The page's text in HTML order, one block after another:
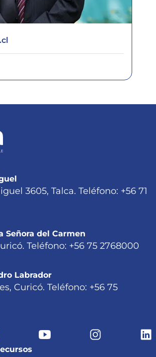
3605, Talca. Teléfono: +56 71
Señora del Carmen
Teléfono: +56 75 2768000
Labrador
Curicó. Teléfono: +56 75